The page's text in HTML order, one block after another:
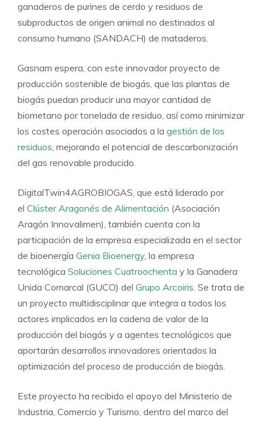
ganaderos de purines de cerdo y residuos de
subproductos de origen animal no destinados al
consumo humano (SANDACH) de mataderos.
Gasnam espera, con este innovador proyecto de
producción sostenible de biogás, que las plantas de
biogás puedan producir una mayor cantidad de
biometano por tonelada de residuo, así como minimizar
los costes operación asociados a la gestión de los
residuos, mejorando el potencial de descarbonización
del gas renovable producido.
DigitalTwin4AGROBIOGAS, que está liderado por
el Clúster Aragonés de Alimentación (Asociación
Aragón Innovalimen), también cuenta con la
participación de la empresa especializada en el sector
de bioenergía Genia Bioenergy, la empresa
tecnológica Soluciones Cuatroochenta y la Ganadera
Unida Comarcal (GUCO) del Grupo Arcoiris. Se trata de
un proyecto multidisciplinar que integra a todos los
actores implicados en la cadena de valor de la
producción del biogás y a agentes tecnológicos que
aportarán desarrollos innovadores orientados la
optimización del proceso de producción de biogás.
Este proyecto ha recibido el apoyo del Ministerio de
Industria, Comercio y Turismo, dentro del marco del